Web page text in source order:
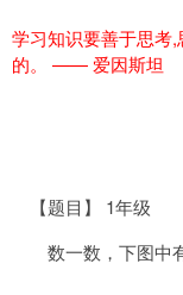
学习知识要善于思考
的。 —— 爱因斯坦
【题目】 1年级
数一数，下图中